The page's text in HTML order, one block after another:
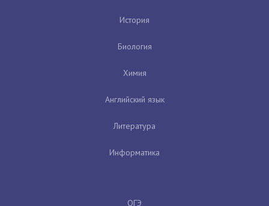
История
Биология
Химия
Английский язык
Литература
Информатика
ОГЭ